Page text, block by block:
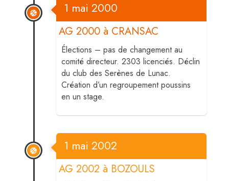
AG 2000 à CRANSAC
1 mai 2000
Élections – pas de changement au
comité directeur. 2303 licenciés. Déclin
du club des Serènes de Lunac.
Création d’un regroupement poussins
en un stage.
AG 2002 à BOZOULS
1 mai 2002